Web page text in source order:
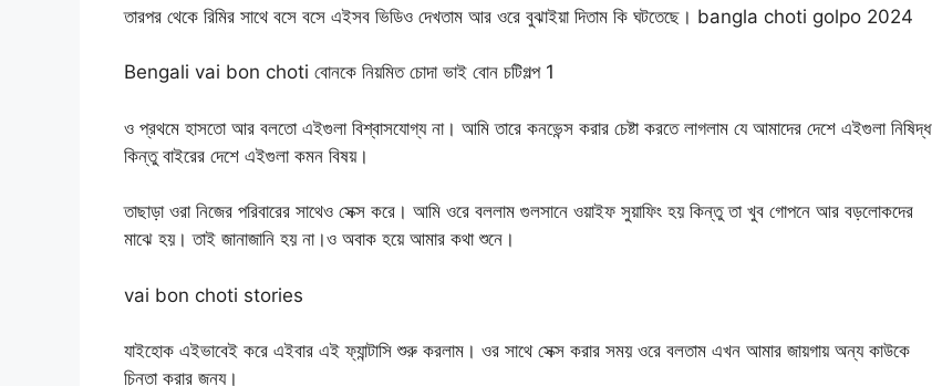
তারপর থেকে রিমির সাথে বসে বসে এইসব ভিডিও দেখতাম আর ওরে বুঝাইয়া দিতাম কি ঘটতেছে। bangla choti golpo 2024
Bengali vai bon choti বোনকে নিয়মিত চোদা ভাই বোন চটিগল্প 1
ও প্রথমে হাসতো আর বলতো এইগুলা বিশ্বাসযোগ্য না। আমি তারে কনভেন্স করার চেষ্টা করতে লাগলাম যে আমাদের দেশে এইগুলা নিষিদ্ধ
কিন্তু বাইরের দেশে এইগুলা কমন বিষয়।
তাছাড়া ওরা নিজের পরিবারের সাথেও সেক্স করে। আমি ওরে বললাম গুলসানে ওয়াইফ সুয়াফিং হয় কিন্তু তা খুব গোপনে আর বড়লোকদের
মাঝে হয়। তাই জানাজানি হয় না।ও অবাক হয়ে আমার কথা শুনে।
vai bon choti stories
যাইহোক এইভাবেই করে এইবার এই ফ্যান্টাসি শুরু করলাম। ওর সাথে সেক্স করার সময় ওরে বলতাম এখন আমার জায়গায় অন্য কাউকে
চিন্তা করার জন্য।